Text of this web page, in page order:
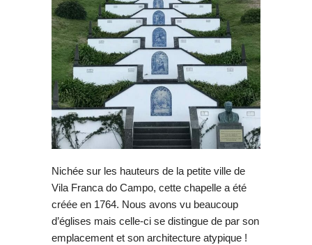
Nichée sur les hauteurs de la petite ville de
Vila Franca do Campo, cette chapelle a été
créée en 1764. Nous avons vu beaucoup
d’églises mais celle-ci se distingue de par son
emplacement et son architecture atypique !